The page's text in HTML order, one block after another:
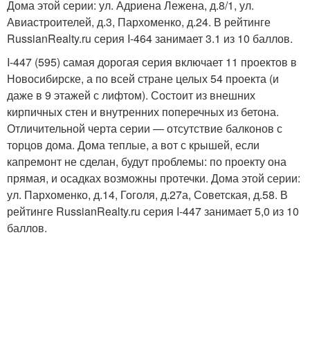
Дома этой серии: ул. Адриена Лежена, д.8/1, ул.
Авиастроителей, д.3, Пархоменко, д.24. В рейтинге
RussianRealty.ru серия I-464 занимает 3.1 из 10 баллов.
I-447 (595) самая дорогая серия включает 11 проектов в
Новосибирске, а по всей стране целых 54 проекта (и
даже в 9 этажей с лифтом). Состоит из внешних
кирпичных стен и внутренних поперечных из бетона.
Отличительной черта серии — отсутствие балконов с
торцов дома. Дома теплые, а вот с крышей, если
капремонт не сделан, будут проблемы: по проекту она
прямая, и осадках возможны протечки. Дома этой серии:
ул. Пархоменко, д.14, Гоголя, д.27а, Советская, д.58. В
рейтинге RussianRealty.ru серия I-447 занимает 5,0 из 10
баллов.